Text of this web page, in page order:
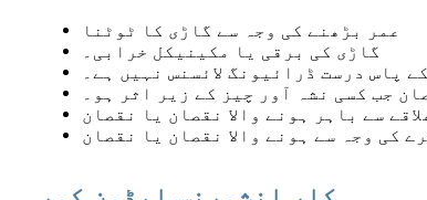
عمر بڑھنے کی وجہ سے گاڑی کا ٹوٹنا
گاڑی کی برقی یا مکینیکل خرابی۔
پاس درست ڈرائیونگ لائسنس نہیں ہے۔
جب کسی نشہ آور چیز کے زیر اثر ہو۔
سے باہر ہونے والا نقصان یا نقصان
کی وجہ سے ہونے والا نقصان یا نقصان